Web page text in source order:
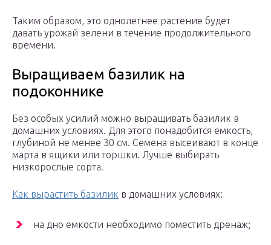
Таким образом, это однолетнее растение будет
давать урожай зелени в течение продолжительного
времени.
Выращиваем базилик на
подоконнике
Без особых усилий можно выращивать базилик в
домашних условиях. Для этого понадобится емкость,
глубиной не менее 30 см. Семена высеивают в конце
марта в ящики или горшки. Лучше выбирать
низкорослые сорта.
Как вырастить базилик в домашних условиях:
на дно емкости необходимо поместить дренаж;